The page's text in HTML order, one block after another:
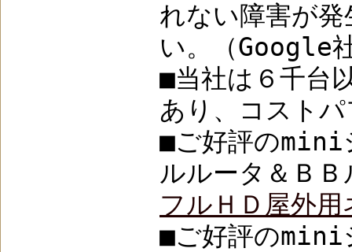
れない障害が
い。（Google
■当社は６千台
あり、コスト
■ご好評のmini
ルルータ＆Ｂ
フルＨＤ屋外
■ご好評のmini